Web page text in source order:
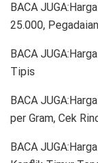
BACA
25.000,
BACA
Tipis
BACA
per Gram, Cek
BACA